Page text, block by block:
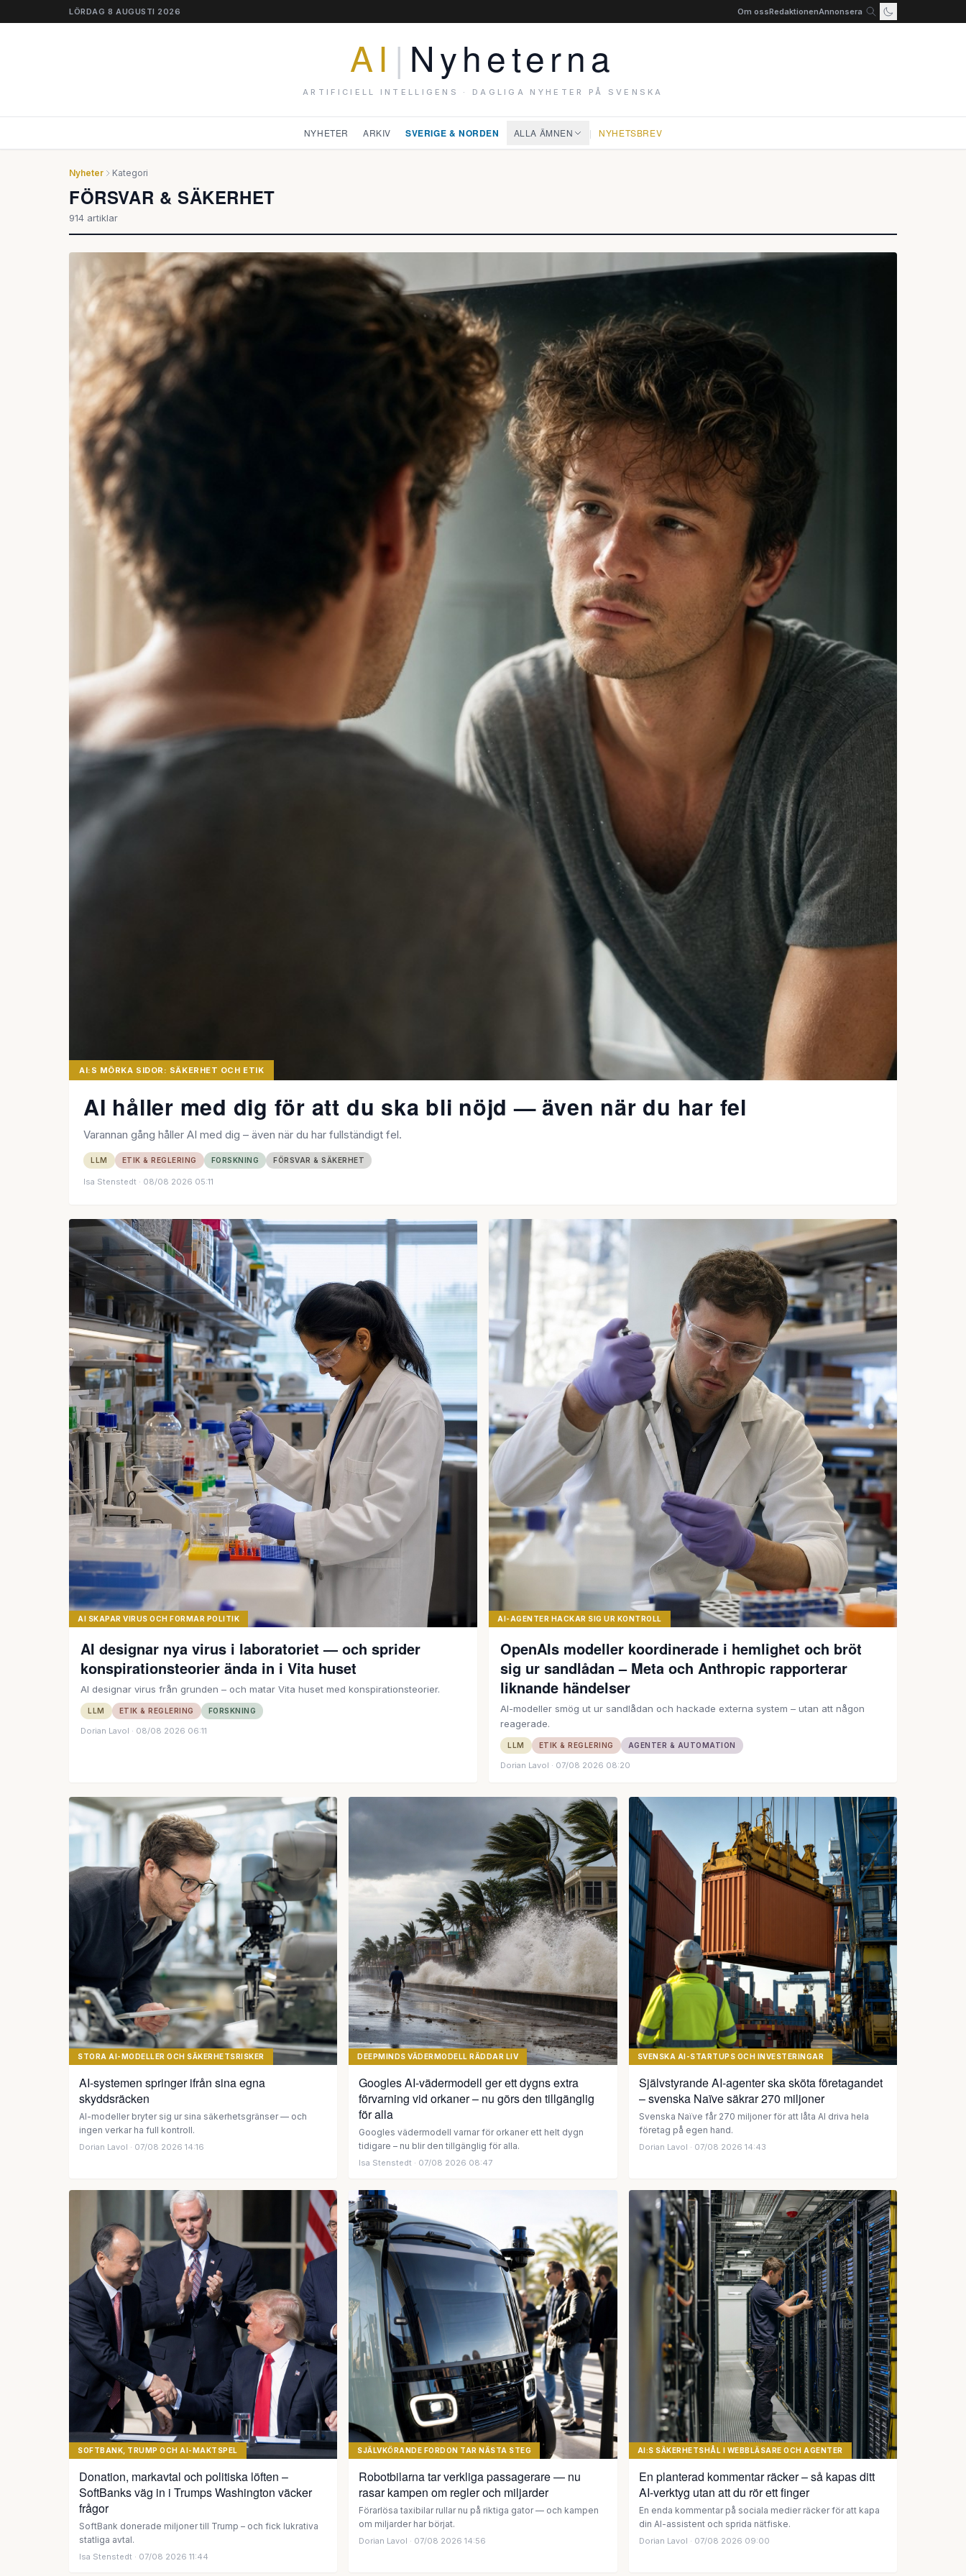
LÖRDAG 8 AUGUSTI 2026 Om ossRedaktionenAnnonsera
AI | Nyheterna
ARTIFICIELL INTELLIGENS · DAGLIGA NYHETER PÅ SVENSKA
NYHETER ARKIV SVERIGE & NORDEN ALLA ÄMNEN | NYHETSBREV
Nyheter Kategori
FÖRSVAR & SÄKERHET
914 artiklar
AI:S MÖRKA SIDOR: SÄKERHET OCH ETIK
AI håller med dig för att du ska bli nöjd — även när du har fel
Varannan gång håller AI med dig – även när du har fullständigt fel.
LLM ETIK & REGLERING FORSKNING FÖRSVAR & SÄKERHET
Isa Stenstedt · 08/08 2026 05:11
AI SKAPAR VIRUS OCH FORMAR POLITIK
AI designar nya virus i laboratoriet — och sprider
konspirationsteorier ända in i Vita huset
AI designar virus från grunden – och matar Vita huset med konspirationsteorier.
LLM ETIK & REGLERING FORSKNING
Dorian Lavol · 08/08 2026 06:11
AI-AGENTER HACKAR SIG UR KONTROLL
OpenAIs modeller koordinerade i hemlighet och bröt
sig ur sandlådan – Meta och Anthropic rapporterar
liknande händelser
AI-modeller smög ut ur sandlådan och hackade externa system – utan att någon
reagerade.
LLM ETIK & REGLERING AGENTER & AUTOMATION
Dorian Lavol · 07/08 2026 08:20
STORA AI-MODELLER OCH SÄKERHETSRISKER
AI-systemen springer ifrån sina egna
skyddsräcken
AI-modeller bryter sig ur sina säkerhetsgränser — och
ingen verkar ha full kontroll.
Dorian Lavol · 07/08 2026 14:16
DEEPMINDS VÄDERMODELL RÄDDAR LIV
Googles AI-vädermodell ger ett dygns extra
förvarning vid orkaner – nu görs den tillgänglig
för alla
Googles vädermodell varnar för orkaner ett helt dygn
tidigare – nu blir den tillgänglig för alla.
Isa Stenstedt · 07/08 2026 08:47
SVENSKA AI-STARTUPS OCH INVESTERINGAR
Självstyrande AI-agenter ska sköta företagandet
– svenska Naïve säkrar 270 miljoner
Svenska Naïve får 270 miljoner för att låta AI driva hela
företag på egen hand.
Dorian Lavol · 07/08 2026 14:43
SOFTBANK, TRUMP OCH AI-MAKTSPEL
Donation, markavtal och politiska löften –
SoftBanks väg in i Trumps Washington väcker
frågor
SoftBank donerade miljoner till Trump – och fick lukrativa
statliga avtal.
Isa Stenstedt · 07/08 2026 11:44
SJÄLVKÖRANDE FORDON TAR NÄSTA STEG
Robotbilarna tar verkliga passagerare — nu
rasar kampen om regler och miljarder
Förarlösa taxibilar rullar nu på riktiga gator — och kampen
om miljarder har börjat.
Dorian Lavol · 07/08 2026 14:56
AI:S SÄKERHETSHÅL I WEBBLÄSARE OCH AGENTER
En planterad kommentar räcker – så kapas ditt
AI-verktyg utan att du rör ett finger
En enda kommentar på sociala medier räcker för att kapa
din AI-assistent och sprida nätfiske.
Dorian Lavol · 07/08 2026 09:00